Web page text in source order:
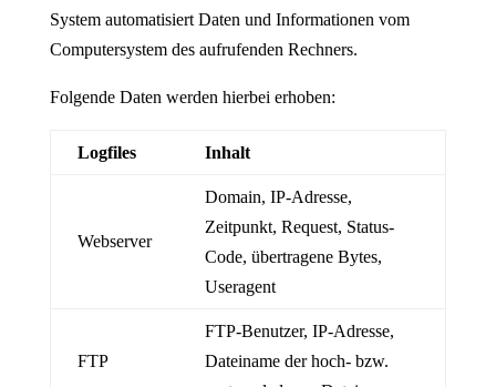
System automatisiert Daten und Informationen vom
Computersystem des aufrufenden Rechners.
Folgende Daten werden hierbei erhoben:
Logfiles Inhalt
Webserver
Domain, IP-Adresse,
Zeitpunkt, Request, Status-
Code, übertragene Bytes,
Useragent
FTP
FTP-Benutzer, IP-Adresse,
Dateiname der hoch- bzw.